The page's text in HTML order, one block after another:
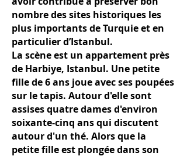
nombre des sites historiques les
plus importants de Turquie et en
particulier d’Istanbul.
La scène est un appartement près
de Harbiye, Istanbul. Une petite
fille de 6 ans joue avec ses poupées
sur le tapis. Autour d'elle sont
assises quatre dames d'environ
soixante-cinq ans qui discutent
autour d'un thé. Alors que la
petite fille est plongée dans son